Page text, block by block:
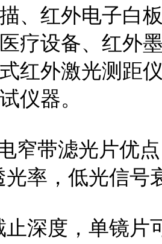
、红外电子白
疗设备、红外
红外激光测距
仪器。
窄带滤光片优
光率，低光信号
止深度，单镜片